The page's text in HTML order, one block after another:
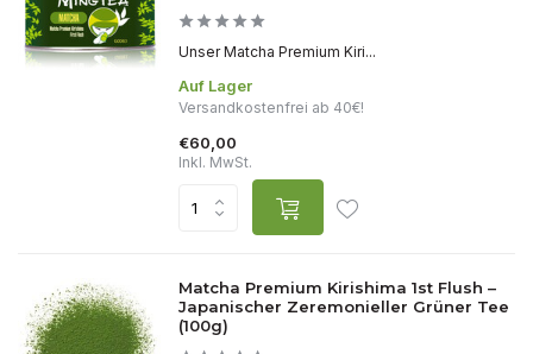
Unser Matcha Premium Kiri...
Auf Lager
Versandkostenfrei ab 40€!
€60,00
Inkl. MwSt.
Matcha Premium Kirishima 1st Flush –
Japanischer Zeremonieller Grüner Tee
(100g)